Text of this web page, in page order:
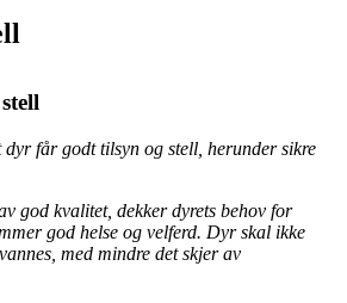
får godt tilsyn og stell, herunder sikre
god kvalitet, dekker dyrets behov for
god helse og velferd. Dyr skal ikke
med mindre det skjer av